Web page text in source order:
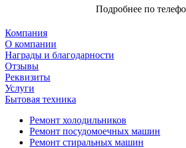
Подробнее по
Компания
О компании
Награды и благодарности
Отзывы
Реквизиты
Услуги
Бытовая техника
Ремонт холодильников
Ремонт посудомоечных машин
Ремонт стиральных машин